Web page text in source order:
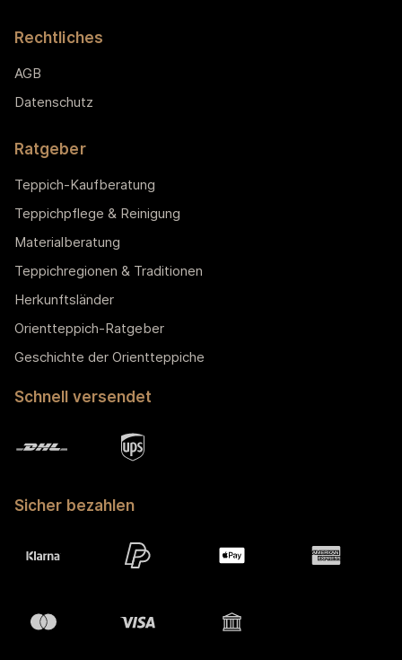
Rechtliches
AGB
Datenschutz
Ratgeber
Teppich-Kaufberatung
Teppichpflege & Reinigung
Materialberatung
Teppichregionen & Traditionen
Herkunftsländer
Orientteppich-Ratgeber
Geschichte der Orientteppiche
Schnell versendet
Sicher bezahlen